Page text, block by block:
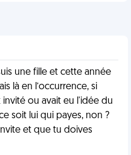
une fille et cette année
là en l’occurrence, si
ou avait eu l'idée du
soit lui qui payes, non ?
et que tu doives